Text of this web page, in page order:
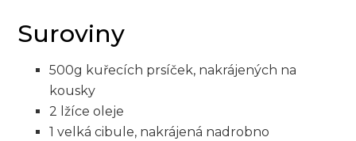
Suroviny
500g kuřecích prsíček, nakrájených na
kousky
2 lžíce oleje
1 velká cibule, nakrájená nadrobno